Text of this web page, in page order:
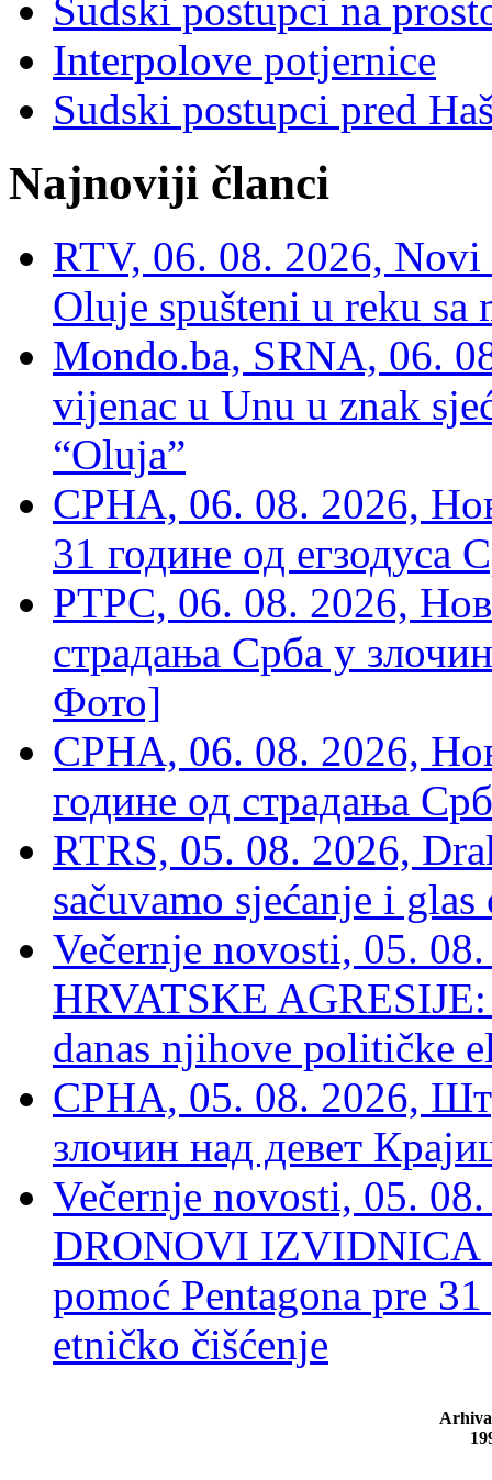
Sudski postupci na
Interpolove potjernice
Sudski postupci pred
Najnoviji članci
RTV, 06. 08. 2026, Novi
Oluje spušteni u reku sa
Mondo.ba, SRNA, 06.
vijenac u Unu u znak
“Oluja”
СРНА, 06. 08. 2026,
31 године од егзодуса
РТРС, 06. 08. 2026,
страдања Срба у
Фото]
СРНА, 06. 08. 2026,
године од страдања
RTRS, 05. 08. 2026,
sačuvamo sjećanje i
Večernje novosti, 05.
HRVATSKE
danas njihove političke
СРНА, 05. 08. 2026,
злочин над девет
Večernje novosti, 05.
DRONOVI IZVIDNICA
pomoć Pentagona pre
etničko čišćenje